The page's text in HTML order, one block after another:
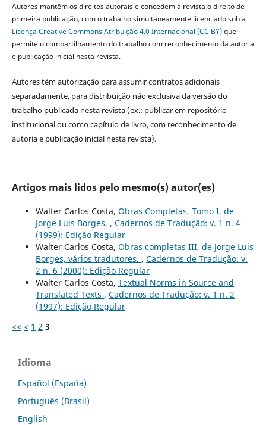
Autores mantêm os direitos autorais e concedem à revista o direito de
primeira publicação, com o trabalho simultaneamente licenciado sob a
Licença Creative Commons Atribuição 4.0 Internacional (CC BY)que
permite o compartilhamento do trabalho com reconhecimento da autoria
e publicação inicial nesta revista.
Autores têm autorização para assumir contratos adicionais
separadamente, para distribuição não exclusiva da versão do
trabalho publicada nesta revista (ex.: publicar em repositório
institucional ou como capítulo de livro, com reconhecimento de
autoria e publicação inicial nesta revista).
Artigos mais lidos pelo mesmo(s) autor(es)
Walter Carlos Costa, Obras Completas, Tomo I, de
Jorge Luis Borges. , Cadernos de Tradução: v. 1 n. 4
(1999): Edição Regular
Walter Carlos Costa, Obras completas III, de Jorge Luis
Borges, vários tradutores. , Cadernos de Tradução: v.
2 n. 6 (2000): Edição Regular
Walter Carlos Costa, Textual Norms in Source and
Translated Texts , Cadernos de Tradução: v. 1 n. 2
(1997): Edição Regular
<< < 1 2 3
Idioma
Español (España)
Português (Brasil)
English